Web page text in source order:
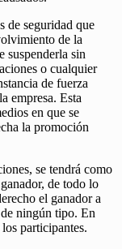
de seguridad que
de la
suspenderla sin
o cualquier
de fuerza
empresa. Esta
en que se
la promoción
se tendrá como
de todo lo
el ganador a
ningún tipo. En
participantes.